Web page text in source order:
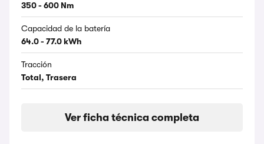
350 - 600 Nm
Capacidad de la batería
64.0 - 77.0 kWh
Tracción
Total, Trasera
Ver ficha técnica completa